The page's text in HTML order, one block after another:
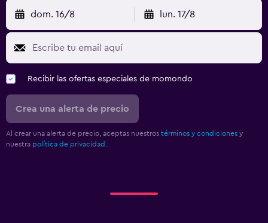
dom. 16/8 lun. 17/8
Recibir las ofertas especiales de momondo
Crea una alerta de precio
Al crear una alerta de precio, aceptas nuestros términos y condiciones y
nuestra política de privacidad.